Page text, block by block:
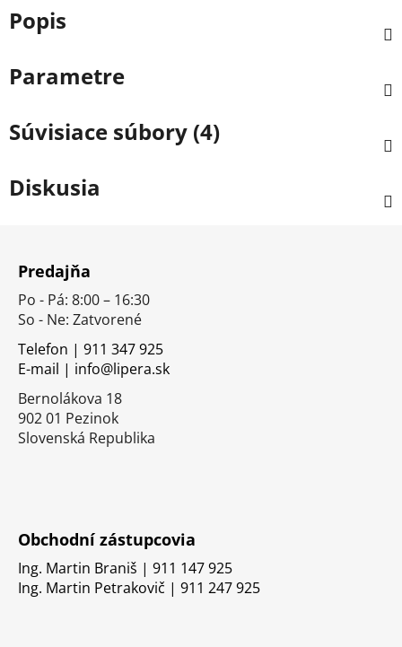
Popis
Parametre
Súvisiace súbory (4)
Diskusia
Predajňa
Po - Pá: 8:00 – 16:30
So - Ne: Zatvorené
Telefon | 911 347 925
E-mail | info@lipera.sk
Bernolákova 18
902 01 Pezinok
Slovenská Republika
Obchodní zástupcovia
Ing. Martin Braniš | 911 147 925
Ing. Martin Petrakovič | 911 247 925